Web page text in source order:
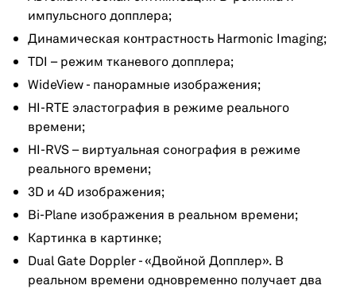
импульсного допплера;
Динамическая контрастность Harmonic Imaging;
TDI – режим тканевого допплера;
WideView - панорамные изображения;
HI-RTE эластография в режиме реального
времени;
HI-RVS – виртуальная сонография в режиме
реального времени;
3D и 4D изображения;
Bi-Plane изображения в реальном времени;
Картинка в картинке;
Dual Gate Doppler - «Двойной Допплер». В
реальном времени одновременно получает два